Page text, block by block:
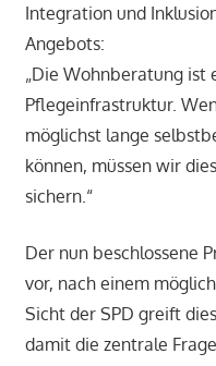
Integration und
Angebots:
„Die Wohnberatung ist
Pflegeinfrastruktur.
möglichst lange
können, müssen wir
sichern.“
Der nun beschlossene
vor, nach einem
Sicht der SPD greift
damit die zentrale